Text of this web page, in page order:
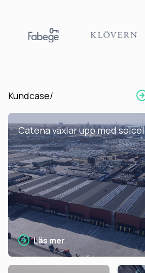
Kundcase/
Catena växlar upp med
Läs mer